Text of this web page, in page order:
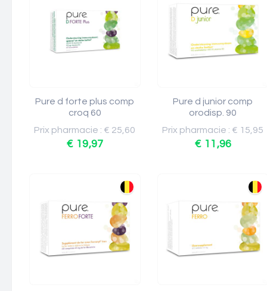
Pure d forte plus comp
croq 60
Prix pharmacie : € 25,60
€ 19,97
Pure d junior comp
orodisp. 90
Prix pharmacie : € 15,95
€ 11,96